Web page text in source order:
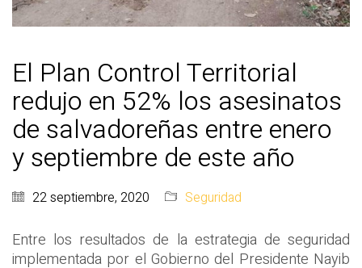
El Plan Control Territorial
redujo en 52% los asesinatos
de salvadoreñas entre enero
y septiembre de este año
22 septiembre, 2020 Seguridad
Entre los resultados de la estrategia de seguridad
implementada por el Gobierno del Presidente Nayib